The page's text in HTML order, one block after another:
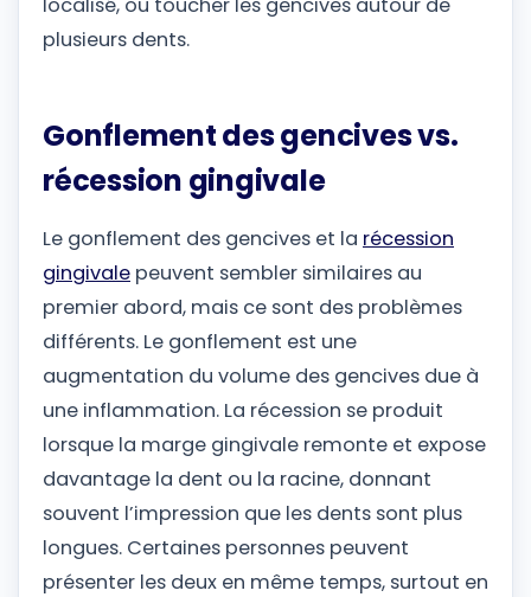
localisé, ou toucher les gencives autour de
plusieurs dents.
Gonflement des gencives vs.
récession gingivale
Le gonflement des gencives et la récession
gingivale peuvent sembler similaires au
premier abord, mais ce sont des problèmes
différents. Le gonflement est une
augmentation du volume des gencives due à
une inflammation. La récession se produit
lorsque la marge gingivale remonte et expose
davantage la dent ou la racine, donnant
souvent l’impression que les dents sont plus
longues. Certaines personnes peuvent
présenter les deux en même temps, surtout en